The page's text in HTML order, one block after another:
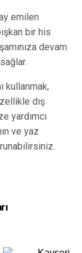
emilen
bir his
devam
kullanmak,
dış
yardımcı
ve yaz